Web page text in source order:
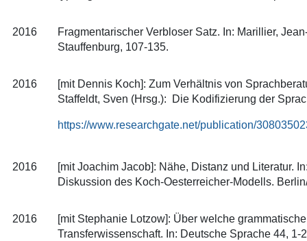
2016
Fragmentarischer Verbloser Satz. In: Marillier,
Stauffenburg, 107-135.
2016
[mit Dennis Koch]: Zum Verhältnis von
Staffeldt, Sven (Hrsg.): Die Kodifizierung der
https://www.researchgate.net/publication/
2016
[mit Joachim Jacob]: Nähe, Distanz und Literatur.
Diskussion des Koch-Oesterreicher-Modells.
2016
[mit Stephanie Lotzow]: Über welche
Transferwissenschaft. In: Deutsche Sprache 44, 1-